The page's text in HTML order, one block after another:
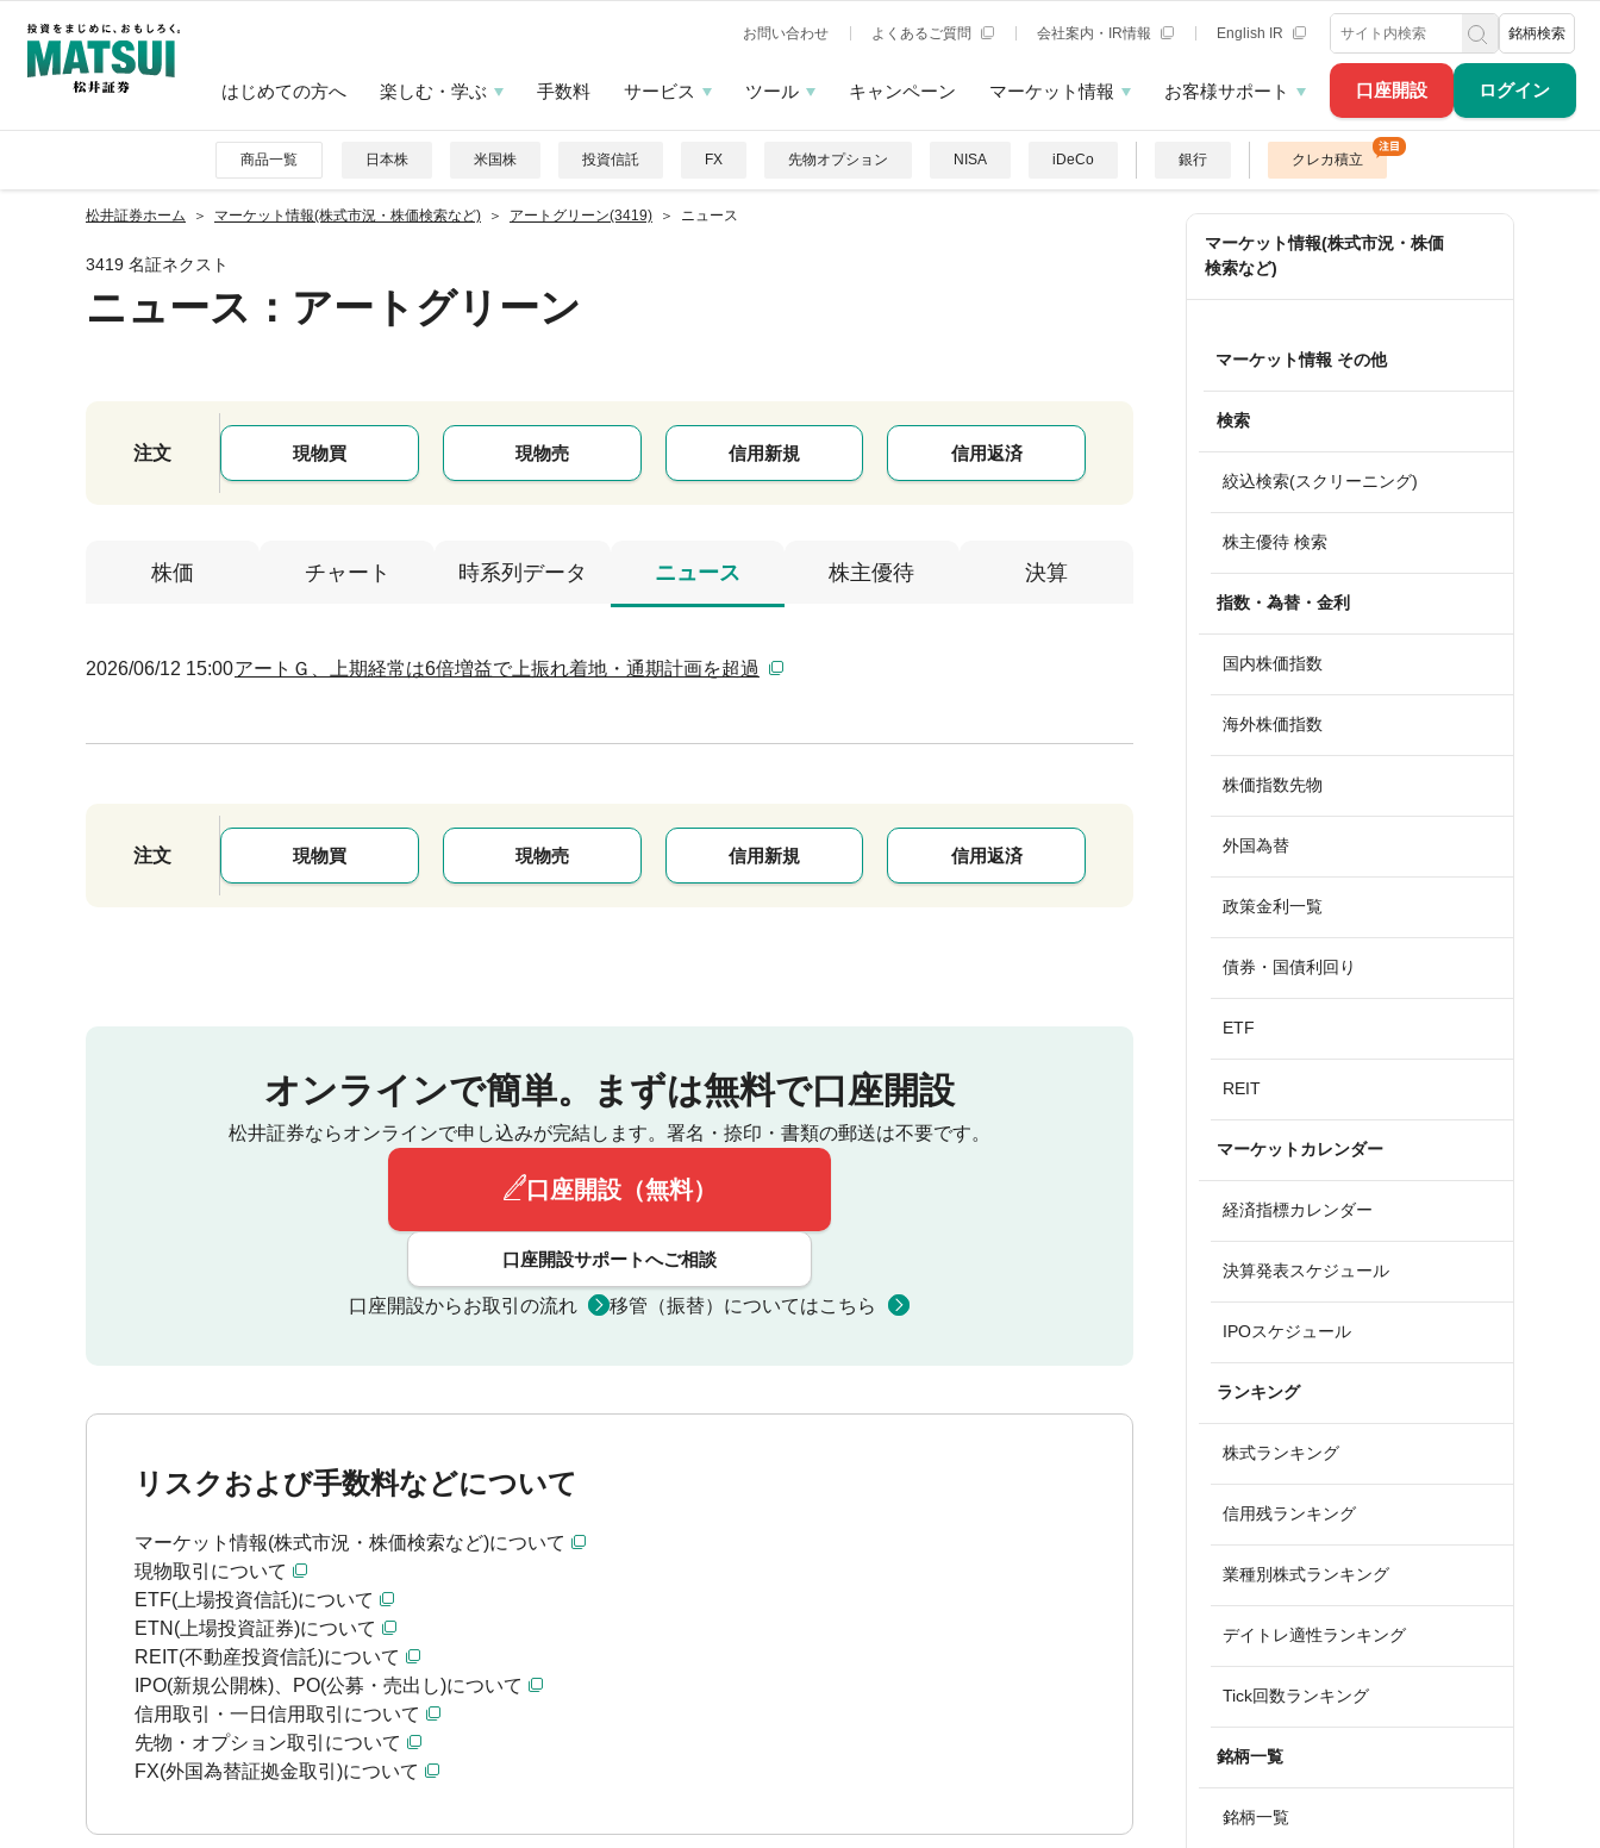
口座開設 ログイン
お問い合わせ よくあるご質問 会社案内・IR情報 English IR 銘柄検索
はじめての方へ 楽しむ・学ぶ 手数料 サービス ツール キャンペーン マーケット情報 お客様サポート
商品一覧 日本株 米国株 投資信託 FX 先物オプション NISA iDeCo 銀行 クレカ積立
松井証券ホーム マーケット情報(株式市況・株価検索など) アートグリーン(3419) ニュース
3419 名証ネクスト
ニュース ：アートグリーン
注文 現物買 現物売 信用新規 信用返済
株価 チャート 時系列データ ニュース 株主優待 決算
2026/06/12 15:00アートＧ、上期経常は6倍増益で上振れ着地・通期計画を超過
注文 現物買 現物売 信用新規 信用返済
オンラインで簡単。 まずは無料で口座開設
松井証券ならオンラインで申し込みが完結します。 署名・捺印・書類の郵送は不要です。
口座開設（無料）
口座開設サポートへご相談
口座開設からお取引の流れ 移管（振替）についてはこちら
リスクおよび手数料などについて
マーケット情報(株式市況・株価検索など)について
現物取引について
ETF(上場投資信託)について
ETN(上場投資証券)について
REIT(不動産投資信託)について
IPO(新規公開株)、PO(公募・売出し)について
信用取引・一日信用取引について
先物・オプション取引について
FX(外国為替証拠金取引)について
マーケット情報(株式市況・株価
検索など)
マーケット情報 その他
検索
絞込検索(スクリーニング)
株主優待 検索
指数・為替・金利
国内株価指数
海外株価指数
株価指数先物
外国為替
政策金利一覧
債券・国債利回り
ETF
REIT
マーケットカレンダー
経済指標カレンダー
決算発表スケジュール
IPOスケジュール
ランキング
株式ランキング
信用残ランキング
業種別株式ランキング
デイトレ適性ランキング
Tick回数ランキング
銘柄一覧
銘柄一覧